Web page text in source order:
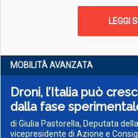
LEGGI
MOBILITÀ AVANZATA
Droni, l’Italia può
dalla fase
di Giulia Pastorella, Deputata
vicepresidente di Azione e